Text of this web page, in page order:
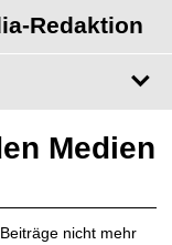
Redaktion
Medien
nicht mehr